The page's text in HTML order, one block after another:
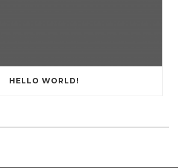
HELLO WORLD!